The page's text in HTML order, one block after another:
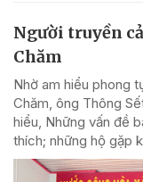
Người truyền
Chăm
Nhờ am hiểu phong
Chăm, ông Thông
hiểu, Những vấn đề
thích; những hộ gặp